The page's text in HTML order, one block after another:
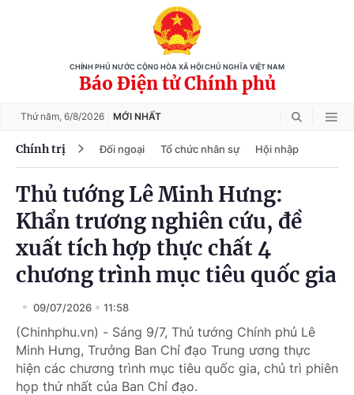
CHÍNH PHỦ NƯỚC CỘNG HÒA XÃ HỘI CHỦ NGHĨA VIỆT NAM
Báo Điện tử Chính phủ
Thứ năm, 6/8/2026 MỚI NHẤT
Chính trị Đối ngoại Tổ chức nhân sự Hội nhập
Thủ tướng Lê Minh Hưng:
Khẩn trương nghiên cứu, đề
xuất tích hợp thực chất 4
chương trình mục tiêu quốc gia
09/07/2026 11:58
(Chinhphu.vn) - Sáng 9/7, Thủ tướng Chính phủ Lê
Minh Hưng, Trưởng Ban Chỉ đạo Trung ương thực
hiện các chương trình mục tiêu quốc gia, chủ trì phiên
họp thứ nhất của Ban Chỉ đạo.